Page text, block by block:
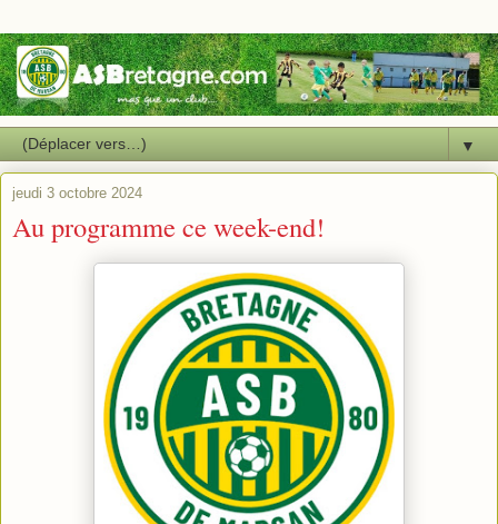
▼
jeudi 3 octobre 2024
Au programme ce week-end!